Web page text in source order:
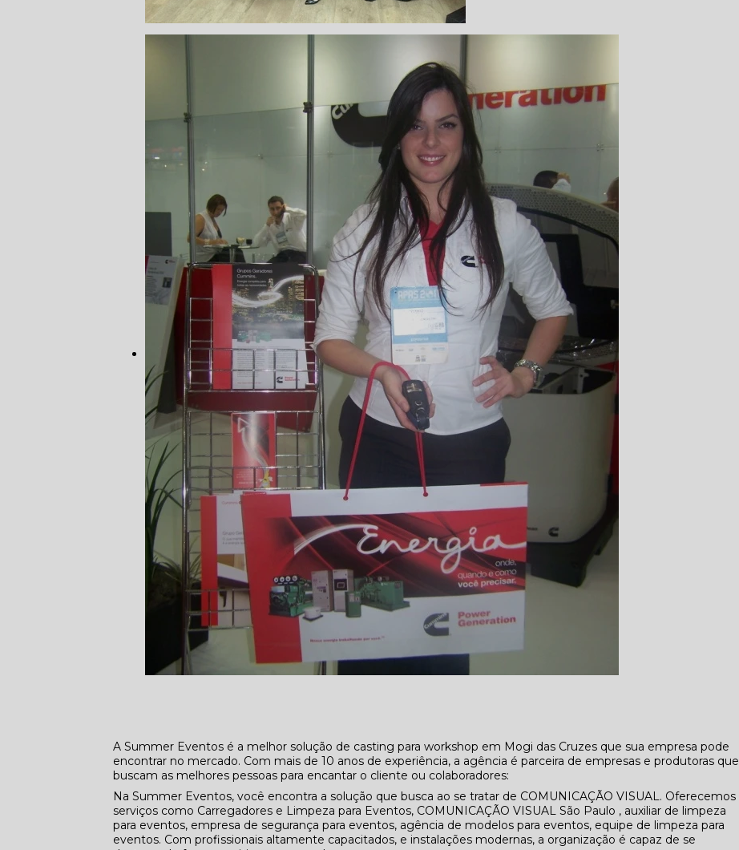
A Summer Eventos é a melhor solução de casting para workshop em Mogi das Cruzes que sua empresa pode
encontrar no mercado. Com mais de 10 anos de experiência, a agência é parceira de empresas e produtoras que
buscam as melhores pessoas para encantar o cliente ou colaboradores:
Na Summer Eventos, você encontra a solução que busca ao se tratar de COMUNICAÇÃO VISUAL. Oferecemos
serviços como Carregadores e Limpeza para Eventos, COMUNICAÇÃO VISUAL São Paulo , auxiliar de limpeza
para eventos, empresa de segurança para eventos, agência de modelos para eventos, equipe de limpeza para
eventos. Com profissionais altamente capacitados, e instalações modernas, a organização é capaz de se